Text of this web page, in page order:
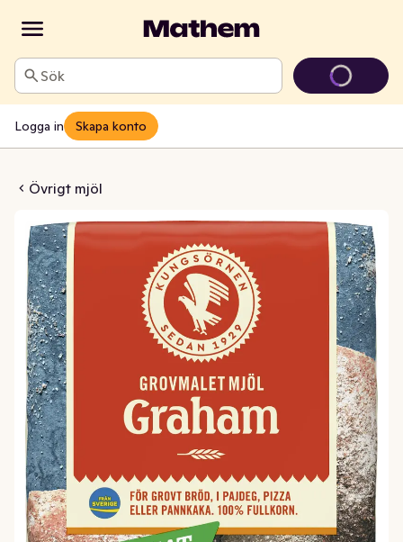
Sök
Logga in Skapa konto
Övrigt mjöl
Grovmalet